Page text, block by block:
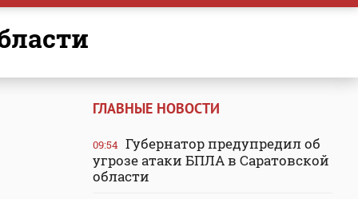
ГЛАВНЫЕ НОВОСТИ
09:54 Губернатор предупредил об
угрозе атаки БПЛА в Саратовской
области